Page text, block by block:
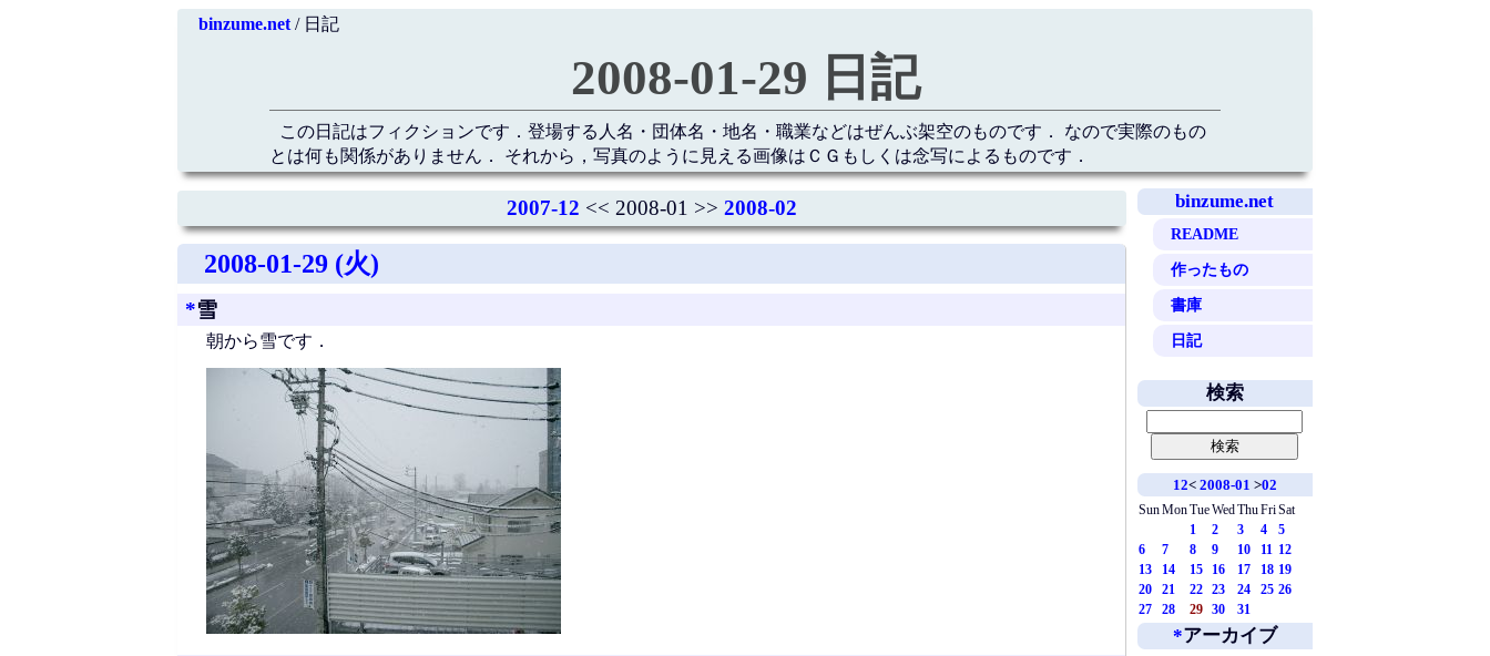
binzume.net/ 日記
2008-01-29 日記
この日記はフィクションです．登場する人名・団体名・地名・職業などはぜんぶ架空のものです． なので実際のもの
とは何も関係がありません． それから，写真のように見える画像はＣＧもしくは念写によるものです．
binzume.net
README
作ったもの
書庫
日記
2007-12 << 2008-01 >> 2008-02
2008-01-29 (火)
*雪
朝から雪です．
検索
12< 2008-01 >02
SunMonTueWed ThuFriSat
1
2 3 4
5
6
7 8 9 10 11
12
13
14 15 16 17 18 19
20
21 22 23 24 25 26
27
28 29 30 31
*アーカイブ